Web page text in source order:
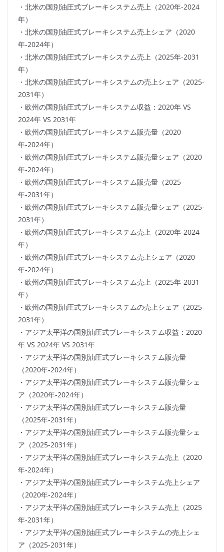
・北米の国別油圧式ブレーキシステム売上（2020年-2024
年）
・北米の国別油圧式ブレーキシステム売上シェア（2020
年-2024年）
・北米の国別油圧式ブレーキシステム売上（2025年-2031
年）
・北米の国別油圧式ブレーキシステムの売上シェア（2025-
2031年）
・欧州の国別油圧式ブレーキシステム収益：2020年 VS
2024年 VS 2031年
・欧州の国別油圧式ブレーキシステム販売量（2020
年-2024年）
・欧州の国別油圧式ブレーキシステム販売量シェア（2020
年-2024年）
・欧州の国別油圧式ブレーキシステム販売量（2025
年-2031年）
・欧州の国別油圧式ブレーキシステム販売量シェア（2025-
2031年）
・欧州の国別油圧式ブレーキシステム売上（2020年-2024
年）
・欧州の国別油圧式ブレーキシステム売上シェア（2020
年-2024年）
・欧州の国別油圧式ブレーキシステム売上（2025年-2031
年）
・欧州の国別油圧式ブレーキシステムの売上シェア（2025-
2031年）
・アジア太平洋の国別油圧式ブレーキシステム収益：2020
年 VS 2024年 VS 2031年
・アジア太平洋の国別油圧式ブレーキシステム販売量
（2020年-2024年）
・アジア太平洋の国別油圧式ブレーキシステム販売量シェ
ア（2020年-2024年）
・アジア太平洋の国別油圧式ブレーキシステム販売量
（2025年-2031年）
・アジア太平洋の国別油圧式ブレーキシステム販売量シェ
ア（2025-2031年）
・アジア太平洋の国別油圧式ブレーキシステム売上（2020
年-2024年）
・アジア太平洋の国別油圧式ブレーキシステム売上シェア
（2020年-2024年）
・アジア太平洋の国別油圧式ブレーキシステム売上（2025
年-2031年）
・アジア太平洋の国別油圧式ブレーキシステムの売上シェ
ア（2025-2031年）